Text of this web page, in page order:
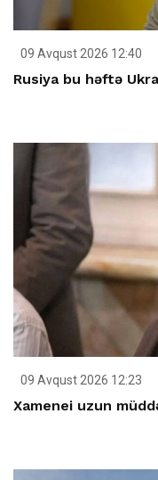
09 Avqust 2026 12:40
Rusiya bu həftə
09 Avqust 2026 12:23
Xamenei uzun